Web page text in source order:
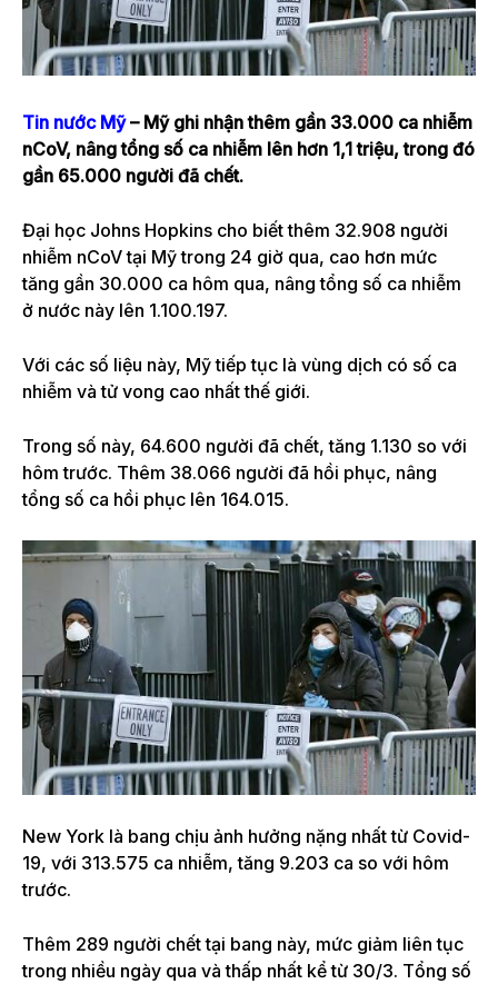
Tin nước Mỹ– Mỹ ghi nhận thêm gần 33.000 ca nhiễm
nCoV, nâng tổng số ca nhiễm lên hơn 1,1 triệu, trong đó
gần 65.000 người đã chết.
Đại học Johns Hopkins cho biết thêm 32.908 người
nhiễm nCoV tại Mỹ trong 24 giờ qua, cao hơn mức
tăng gần 30.000 ca hôm qua, nâng tổng số ca nhiễm
ở nước này lên 1.100.197.
Với các số liệu này, Mỹ tiếp tục là vùng dịch có số ca
nhiễm và tử vong cao nhất thế giới.
Trong số này, 64.600 người đã chết, tăng 1.130 so với
hôm trước. Thêm 38.066 người đã hồi phục, nâng
tổng số ca hồi phục lên 164.015.
New York là bang chịu ảnh hưởng nặng nhất từ Covid-
19, với 313.575 ca nhiễm, tăng 9.203 ca so với hôm
trước.
Thêm 289 người chết tại bang này, mức giảm liên tục
trong nhiều ngày qua và thấp nhất kể từ 30/3. Tổng số